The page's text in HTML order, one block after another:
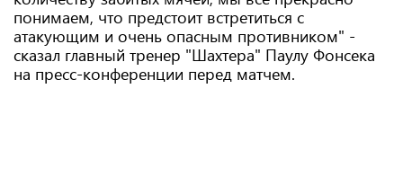
понимаем, что предстоит встретиться с
атакующим и очень опасным противником" -
сказал главный тренер "Шахтера" Паулу Фонсека
на пресс-конференции перед матчем.